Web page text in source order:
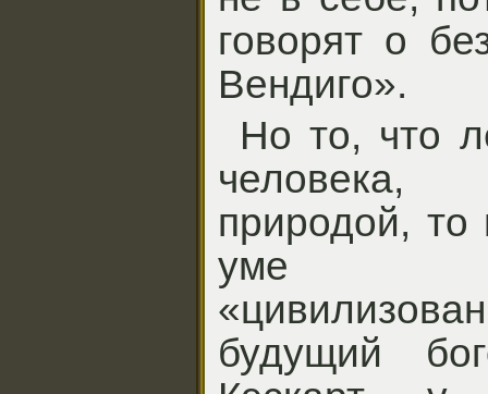
говорят о
Вендиго».
Но то, что
природой, то
уме
будущий